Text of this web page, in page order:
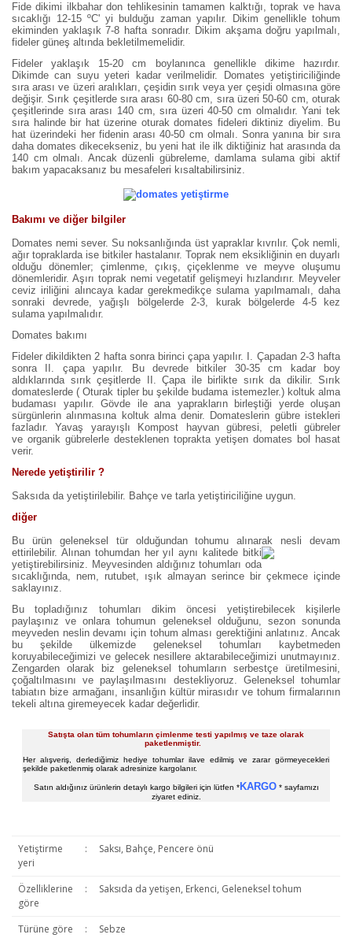
Fide dikimi ilkbahar don tehlikesinin tamamen kalktığı, toprak ve hava
sıcaklığı 12-15 ºC' yi bulduğu zaman yapılır. Dikim genellikle tohum
ekiminden yaklaşık 7-8 hafta sonradır. Dikim akşama doğru yapılmalı,
fideler güneş altında bekletilmemelidir.
Fideler yaklaşık 15-20 cm boylanınca genellikle dikime hazırdır.
Dikimde can suyu yeteri kadar verilmelidir. Domates yetiştiriciliğinde
sıra arası ve üzeri aralıkları, çeşidin sırık veya yer çeşidi olmasına göre
değişir. Sırık çeşitlerde sıra arası 60-80 cm, sıra üzeri 50-60 cm, oturak
çeşitlerinde sıra arası 140 cm, sıra üzeri 40-50 cm olmalıdır. Yani tek
sıra halinde bir hat üzerine oturak domates fideleri diktiniz diyelim. Bu
hat üzerindeki her fidenin arası 40-50 cm olmalı. Sonra yanına bir sıra
daha domates dikecekseniz, bu yeni hat ile ilk diktiğiniz hat arasında da
140 cm olmalı. Ancak düzenli gübreleme, damlama sulama gibi aktif
bakım yapacaksanız bu mesafeleri kısaltabilirsiniz.
Bakımı ve diğer bilgiler
Domates nemi sever. Su noksanlığında üst yapraklar kıvrılır. Çok nemli,
ağır topraklarda ise bitkiler hastalanır. Toprak nem eksikliğinin en duyarlı
olduğu dönemler; çimlenme, çıkış, çiçeklenme ve meyve oluşumu
dönemleridir. Aşırı toprak nemi vegetatif gelişmeyi hızlandırır. Meyveler
ceviz iriliğini alıncaya kadar gerekmedikçe sulama yapılmamalı, daha
sonraki devrede, yağışlı bölgelerde 2-3, kurak bölgelerde 4-5 kez
sulama yapılmalıdır.
Domates bakımı
Fideler dikildikten 2 hafta sonra birinci çapa yapılır. I. Çapadan 2-3 hafta
sonra II. çapa yapılır. Bu devrede bitkiler 30-35 cm kadar boy
aldıklarında sırık çeşitlerde II. Çapa ile birlikte sırık da dikilir. Sırık
domateslerde ( Oturak tipler bu şekilde budama istemezler.) koltuk alma
budaması yapılır. Gövde ile ana yaprakların birleştiği yerde oluşan
sürgünlerin alınmasına koltuk alma denir. Domateslerin gübre istekleri
fazladır. Yavaş yarayışlı Kompost hayvan gübresi, peletli gübreler
ve organik gübrelerle desteklenen toprakta yetişen domates bol hasat
verir.
Nerede yetiştirilir ?
Saksıda da yetiştirilebilir. Bahçe ve tarla yetiştiriciliğine uygun.
diğer
Bu ürün geleneksel tür olduğundan tohumu alınarak nesli devam
ettirilebilir. Alınan tohumdan her yıl aynı kalitede bitki
yetiştirebilirsiniz. Meyvesinden aldığınız tohumları oda
sıcaklığında, nem, rutubet, ışık almayan serince bir çekmece içinde
saklayınız.
Bu topladığınız tohumları dikim öncesi yetiştirebilecek kişilerle
paylaşınız ve onlara tohumun geleneksel olduğunu, sezon sonunda
meyveden neslin devamı için tohum alması gerektiğini anlatınız. Ancak
bu şekilde ülkemizde geleneksel tohumları kaybetmeden
koruyabileceğimizi ve gelecek nesillere aktarabileceğimizi unutmayınız.
Zengarden olarak biz geleneksel tohumların serbestçe üretilmesini,
çoğaltılmasını ve paylaşılmasını destekliyoruz. Geleneksel tohumlar
tabiatın bize armağanı, insanlığın kültür mirasıdır ve tohum firmalarının
tekeli altına giremeyecek kadar değerlidir.
Satışta olan tüm tohumların çimlenme testi yapılmış ve taze olarak
paketlenmiştir.
Her alışveriş, derlediğimiz hediye tohumlar ilave edilmiş ve zarar görmeyecekleri
şekilde paketlenmiş olarak adresinize kargolanır.
Satın aldığınız ürünlerin detaylı kargo bilgileri için lütfen *KARGO* sayfamızı
ziyaret ediniz.
Yetiştirme
yeri
: Saksı, Bahçe, Pencere önü
Özelliklerine
göre
: Saksıda da yetişen, Erkenci, Geleneksel tohum
Türüne göre : Sebze